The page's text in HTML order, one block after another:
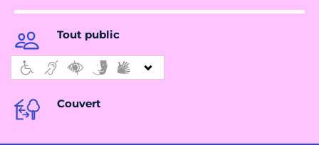
Tout public
Couvert